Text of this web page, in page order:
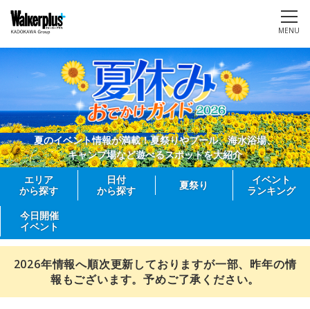
MENU
夏のイベント情報が満載！夏祭りやプール、海水浴場、
キャンプ場など遊べるスポットを大紹介
エリア
から探す
日付
から探す
夏祭り
イベント
ランキング
今日開催
イベント
2026年情報へ順次更新しておりますが一部、昨年の情
報もございます。予めご了承ください。